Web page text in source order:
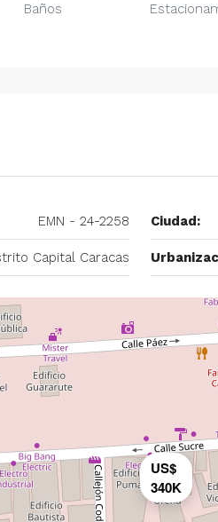
Baños
EMN - 24-2258 Ciudad:
Capital Caracas
US$
340K
del Este – 2
2 Baños, Patio. Amoblado
Concresa, Avenida Principal de
Prados del Este, Sector: Prado del
Nuestra Señora del Rosario,
Distrito Metropolitano de Caracas,
1080, Venezuela